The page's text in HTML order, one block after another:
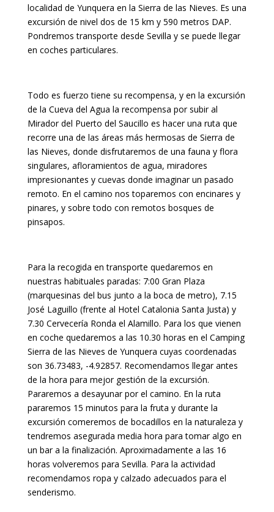
localidad de Yunquera en la Sierra de las Nieves. Es una
excursión de nivel dos de 15 km y 590 metros DAP.
Pondremos transporte desde Sevilla y se puede llegar
en coches particulares.
Todo es fuerzo tiene su recompensa, y en la excursión
de la Cueva del Agua la recompensa por subir al
Mirador del Puerto del Saucillo es hacer una ruta que
recorre una de las áreas más hermosas de Sierra de
las Nieves, donde disfrutaremos de una fauna y flora
singulares, afloramientos de agua, miradores
impresionantes y cuevas donde imaginar un pasado
remoto. En el camino nos toparemos con encinares y
pinares, y sobre todo con remotos bosques de
pinsapos.
Para la recogida en transporte quedaremos en
nuestras habituales paradas: 7:00 Gran Plaza
(marquesinas del bus junto a la boca de metro), 7.15
José Laguillo (frente al Hotel Catalonia Santa Justa) y
7.30 Cervecería Ronda el Alamillo. Para los que vienen
en coche quedaremos a las 10.30 horas en el Camping
Sierra de las Nieves de Yunquera cuyas coordenadas
son 36.73483, -4.92857. Recomendamos llegar antes
de la hora para mejor gestión de la excursión.
Pararemos a desayunar por el camino. En la ruta
pararemos 15 minutos para la fruta y durante la
excursión comeremos de bocadillos en la naturaleza y
tendremos asegurada media hora para tomar algo en
un bar a la finalización. Aproximadamente a las 16
horas volveremos para Sevilla. Para la actividad
recomendamos ropa y calzado adecuados para el
senderismo.